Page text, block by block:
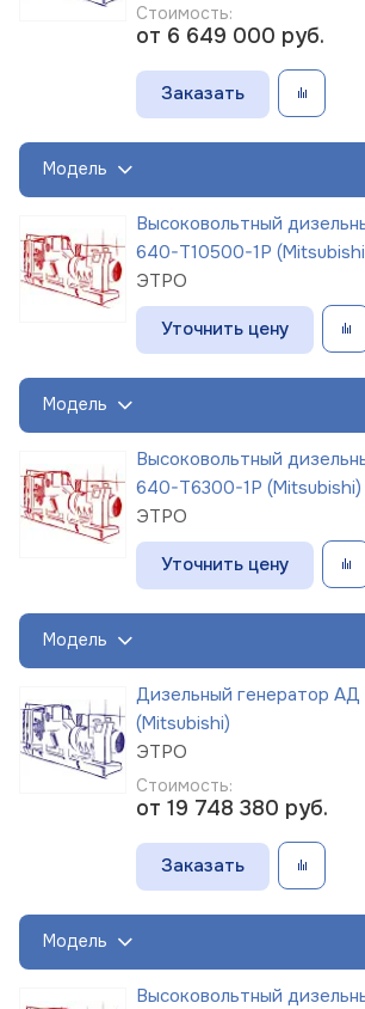
Стоимость:
от 6 649 000 руб.
Заказать
Модель
Высоковольтный
640-Т10500-1Р
ЭТРО
Уточнить цену
Модель
Высоковольтный
640-Т6300-1Р (Mitsubishi)
ЭТРО
Уточнить цену
Модель
Дизельный генератор
(Mitsubishi)
ЭТРО
Стоимость:
от 19 748 380 руб.
Заказать
Модель
Высоковольтный